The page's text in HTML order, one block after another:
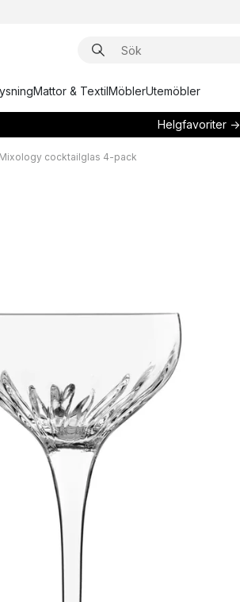
Mattor & TextilMöblerUtemöbler
Helgfavoriter →
Mixology cocktailglas 4-pack